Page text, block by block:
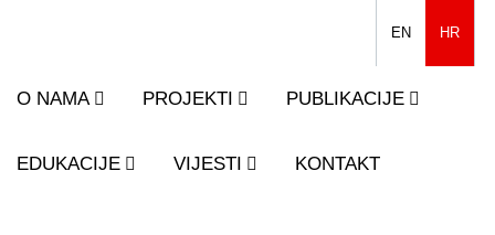
EN HR
O NAMA PROJEKTI PUBLIKACIJE
EDUKACIJE VIJESTI KONTAKT